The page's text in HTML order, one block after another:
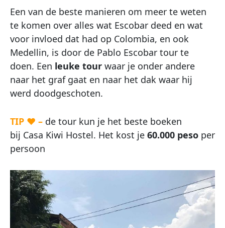
Een van de beste manieren om meer te weten
te komen over alles wat Escobar deed en wat
voor invloed dat had op Colombia, en ook
Medellin, is door de Pablo Escobar tour te
doen. Een leuke tour waar je onder andere
naar het graf gaat en naar het dak waar hij
werd doodgeschoten.
TIP ♥ – de tour kun je het beste boeken
bij Casa Kiwi Hostel. Het kost je 60.000 peso per
persoon